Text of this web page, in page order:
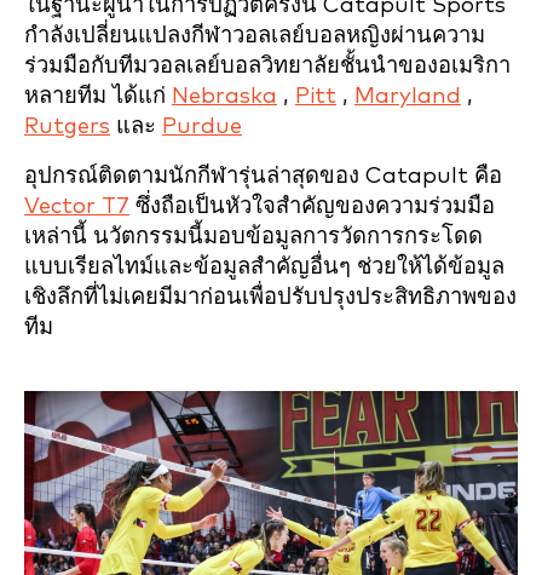
ในฐานะผู้นำในการปฏิวัติครั้งนี้ Catapult Sports
กำลังเปลี่ยนแปลงกีฬาวอลเลย์บอลหญิงผ่านความ
ร่วมมือกับทีมวอลเลย์บอลวิทยาลัยชั้นนำของอเมริกา
หลายทีม ได้แก่ Nebraska , Pitt , Maryland ,
Rutgers และ Purdue
อุปกรณ์ติดตามนักกีฬารุ่นล่าสุดของ Catapult คือ
Vector T7 ซึ่งถือเป็นหัวใจสำคัญของความร่วมมือ
เหล่านี้ นวัตกรรมนี้มอบข้อมูลการวัดการกระโดด
แบบเรียลไทม์และข้อมูลสำคัญอื่นๆ ช่วยให้ได้ข้อมูล
เชิงลึกที่ไม่เคยมีมาก่อนเพื่อปรับปรุงประสิทธิภาพของ
ทีม